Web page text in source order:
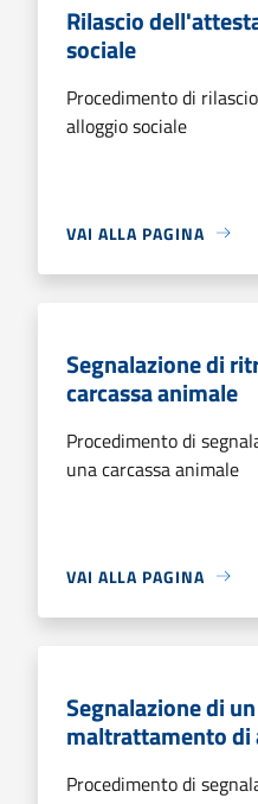
Rilascio
sociale
Procedimento di
alloggio sociale
VAI ALLA PAGINA
Segnalazione di
carcassa animale
Procedimento di
una carcassa animale
VAI ALLA PAGINA
Segnalazione di
maltrattamento di
Procedimento di